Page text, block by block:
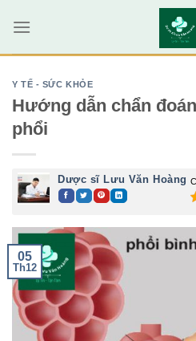
Y TẾ - SỨC KHỎE
Hướng dẫn chẩn
phổi
Dược sĩ Lưu Văn Hoàng
05
Th12